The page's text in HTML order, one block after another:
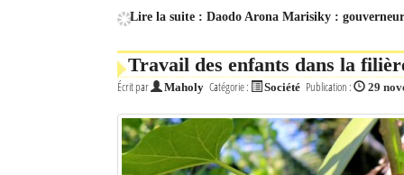
Lire la suite : Daodo Arona Marisiky :
Travail des enfants dans la
Écrit par Maholy Catégorie : Société Publication : 29